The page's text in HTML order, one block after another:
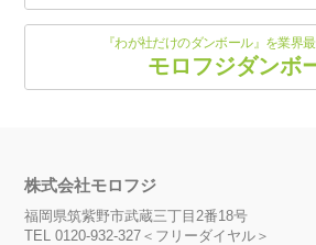
『わが社だけのダンボール』を業界
モロフジダンボ
株式会社モロフジ
福岡県筑紫野市武蔵三丁目2番18号
TEL 0120-932-327＜フリーダイヤル＞